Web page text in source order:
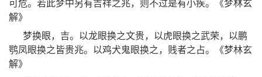
可危。若此梦中另有吉祥之兆，则不过是有小疾。《梦林玄
解》
梦换眼，吉。以龙眼换之文贵，以虎眼换之武荣，以鹏
鹗凤眼换之皆贵兆。以鸡犬鬼眼换之，贱者之占。《梦林玄
解》